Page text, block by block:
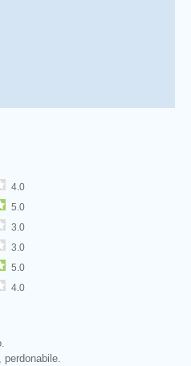
4.0
5.0
3.0
3.0
5.0
4.0